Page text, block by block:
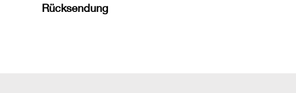
Rücksendung